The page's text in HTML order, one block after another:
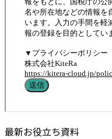
最新お役立ち資料